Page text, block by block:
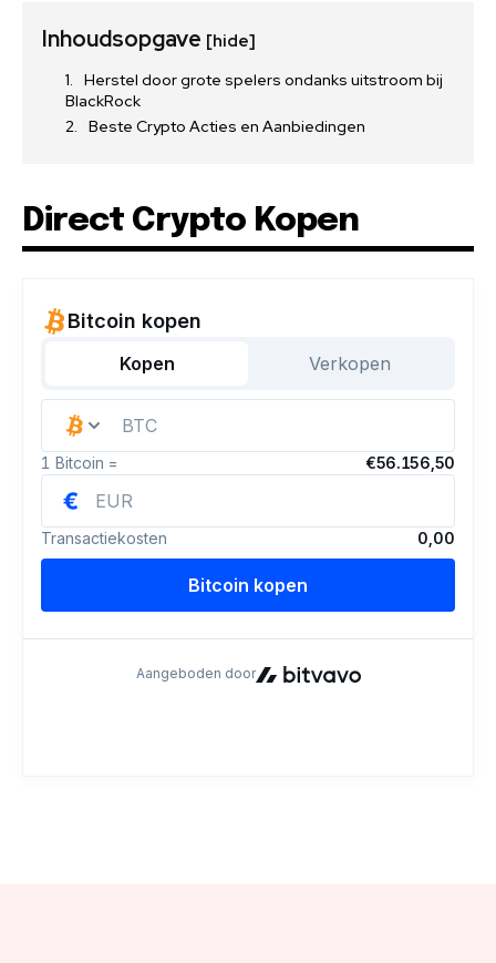
Inhoudsopgave [hide]
Herstel door grote spelers ondanks uitstroom bij
BlackRock
Beste Crypto Acties en Aanbiedingen
Direct Crypto Kopen